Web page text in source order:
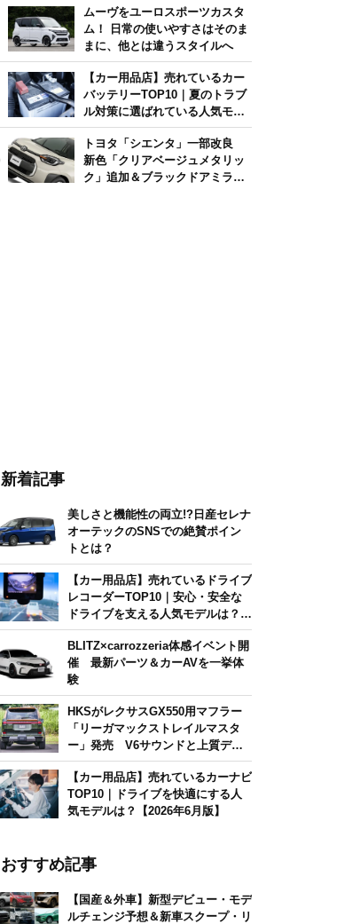
ムーヴをユーロスポーツカスタ
ム！ 日常の使いやすさはそのま
まに、他とは違うスタイルへ
【カー用品店】売れているカー
バッテリーTOP10｜夏のトラブ
ル対策に選ばれている人気モデ
ルは？【2026年6月版】
トヨタ「シエンタ」一部改良
新色「クリアベージュメタリッ
ク」追加＆ブラックドアミラー
新着記事
美しさと機能性の両立!?日産セレナ
オーテックのSNSでの絶賛ポイン
トとは？
【カー用品店】売れているドライブ
レコーダーTOP10｜安心・安全な
ドライブを支える人気モデルは？
【2026年6月版】
BLITZ×carrozzeria体感イベント開
催 最新パーツ＆カーAVを一挙体
験
HKSがレクサスGX550用マフラー
「リーガマックストレイルマスタ
ー」発売 V6サウンドと上質デザ
インを両立
【カー用品店】売れているカーナビ
TOP10｜ドライブを快適にする人
気モデルは？【2026年6月版】
おすすめ記事
【国産＆外車】新型デビュー・モデ
ルチェンジ予想＆新車スクープ・リ